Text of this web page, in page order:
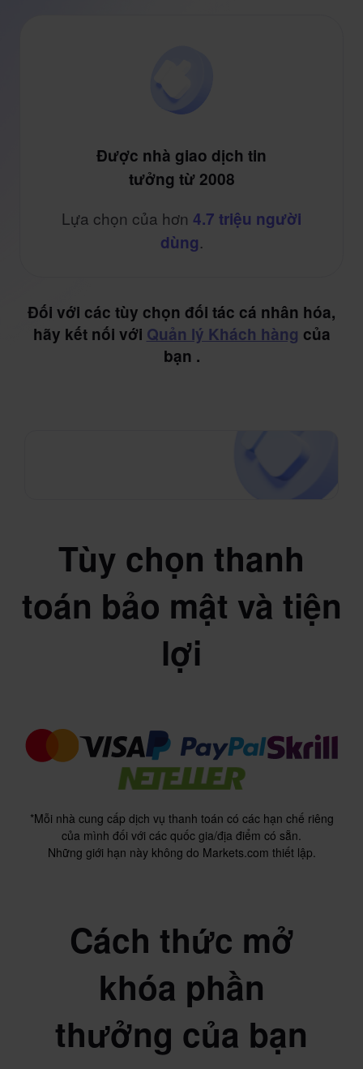
Được nhà giao dịch tin
tưởng từ 2008
Lựa chọn của hơn 4.7 triệu người
dùng.
Đối với các tùy chọn đối tác cá nhân hóa,
hãy kết nối với Quản lý Khách hàng của
bạn .
Tùy chọn thanh
toán bảo mật và tiện
lợi
*Mỗi nhà cung cấp dịch vụ thanh toán có các hạn chế riêng
của mình đối với các quốc gia/địa điểm có sẵn.
Những giới hạn này không do Markets.com thiết lập.
Cách thức mở
khóa phần
thưởng của bạn